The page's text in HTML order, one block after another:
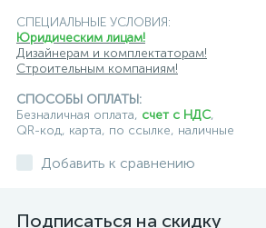
подвесные светильники для кафе и
подвесные светильники для лестниц
подвесные светильники над барной
подвесные светодиодные Kink Light
СПЕЦИАЛЬНЫЕ УСЛОВИЯ:
Юридическим лицам!
Дизайнерам и комплектаторам!
Строительным компаниям!
СПОСОБЫ ОПЛАТЫ:
Безналичная оплата, счет с НДС,
QR-код, карта, по ссылке, наличные
Добавить к сравнению
Подписаться на скидку